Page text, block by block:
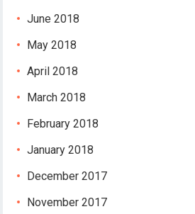
June 2018
May 2018
April 2018
March 2018
February 2018
January 2018
December 2017
November 2017